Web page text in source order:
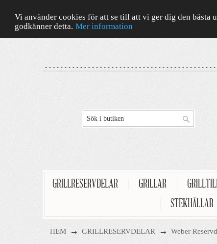
Vi använder cookies för att se till att vi ger dig den bästa
godkänner detta. Mer information
GRILLRESERVDELAR GRILLAR
STEKHÄLLAR
HEM → GRILLRESERVDELAR → Weber